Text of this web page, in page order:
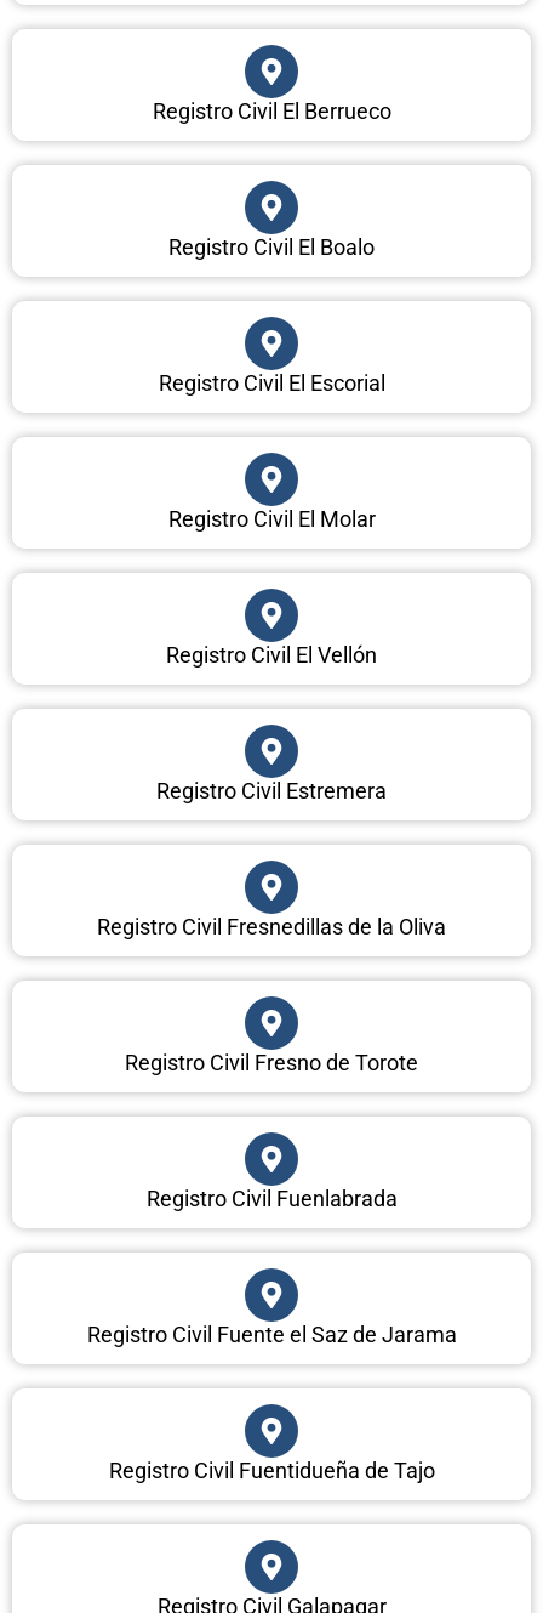
Registro Civil El Berrueco
Registro Civil El Boalo
Registro Civil El Escorial
Registro Civil El Molar
Registro Civil El Vellón
Registro Civil Estremera
Registro Civil Fresnedillas de la Oliva
Registro Civil Fresno de Torote
Registro Civil Fuenlabrada
Registro Civil Fuente el Saz de Jarama
Registro Civil Fuentidueña de Tajo
Registro Civil Galapagar